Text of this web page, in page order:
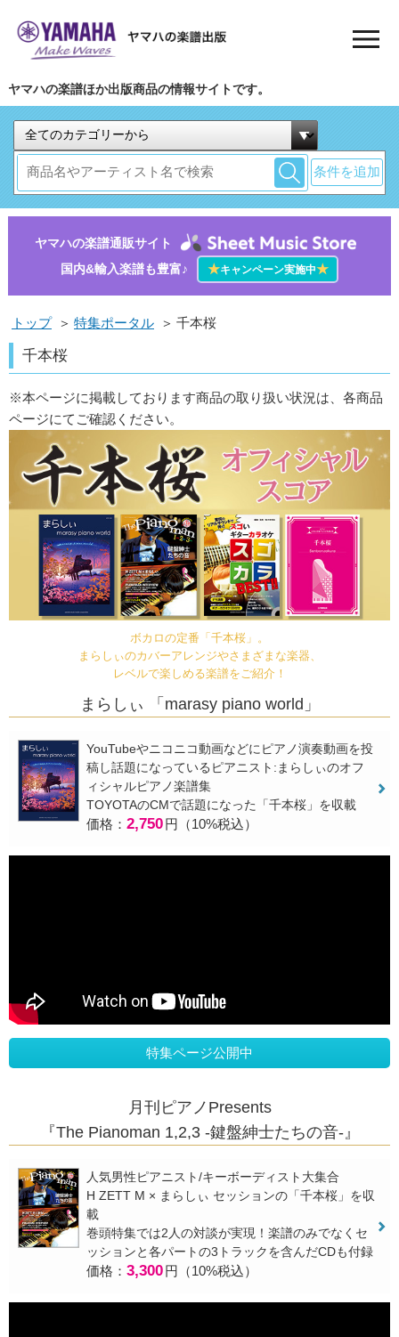
ヤマハの楽譜ほか出版商品の情報サイトです。
条件を追加
ヤマハの楽譜通販サイト
国内&輸入楽譜も豊富♪
★キャンペーン実施中★
トップ ＞ 特集ポータル ＞ 千本桜
千本桜
※本ページに掲載しております商品の取り扱い状況は、各商品
ページにてご確認ください。
ボカロの定番「千本桜」。
まらしぃのカバーアレンジやさまざまな楽器、
レベルで楽しめる楽譜をご紹介！
まらしぃ 「marasy piano world」
YouTubeやニコニコ動画などにピアノ演奏動画を投
稿し話題になっているピアニスト:まらしぃのオフ
ィシャルピアノ楽譜集
TOYOTAのCMで話題になった「千本桜」を収載
価格： 2,750円（10%税込）
特集ページ公開中
月刊ピアノPresents
『The Pianoman 1,2,3 -鍵盤紳士たちの音-』
人気男性ピアニスト/キーボーディスト大集合
H ZETT M × まらしぃ セッションの「千本桜」を収
載
巻頭特集では2人の対談が実現！楽譜のみでなくセ
ッションと各パートの3トラックを含んだCDも付録
価格： 3,300円（10%税込）